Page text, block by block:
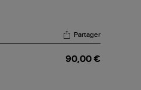
Partager
90,00 €